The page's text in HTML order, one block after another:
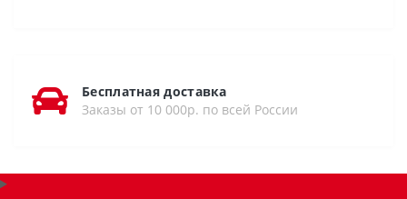
Бесплатная доставка
Заказы от 10 000р. по всей России